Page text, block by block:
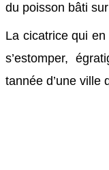
du poisson bâti
La cicatrice qui
s’estomper,
tannée d’une ville